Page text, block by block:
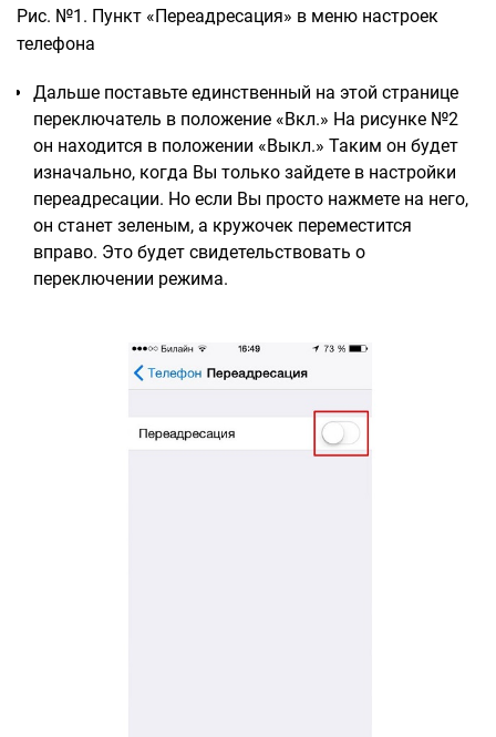
Рис. №1. Пункт «Переадресация» в меню настроек
телефона
Дальше поставьте единственный на этой странице
переключатель в положение «Вкл.» На рисунке №2
он находится в положении «Выкл.» Таким он будет
изначально, когда Вы только зайдете в настройки
переадресации. Но если Вы просто нажмете на него,
он станет зеленым, а кружочек переместится
вправо. Это будет свидетельствовать о
переключении режима.